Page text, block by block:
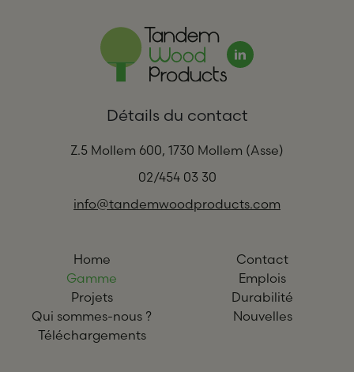
Détails du contact
Z.5 Mollem 600, 1730 Mollem (Asse)
02/454 03 30
info@tandemwoodproducts.com
Home
Gamme
Projets
Qui sommes-nous ?
Téléchargements
Contact
Emplois
Durabilité
Nouvelles